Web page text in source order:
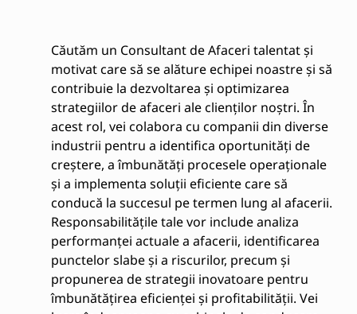
Căutăm un Consultant de Afaceri talentat și
motivat care să se alăture echipei noastre și să
contribuie la dezvoltarea și optimizarea
strategiilor de afaceri ale clienților noștri. În
acest rol, vei colabora cu companii din diverse
industrii pentru a identifica oportunități de
creștere, a îmbunătăți procesele operaționale
și a implementa soluții eficiente care să
conducă la succesul pe termen lung al afacerii.
Responsabilitățile tale vor include analiza
performanței actuale a afacerii, identificarea
punctelor slabe și a riscurilor, precum și
propunerea de strategii inovatoare pentru
îmbunătățirea eficienței și profitabilității. Vei